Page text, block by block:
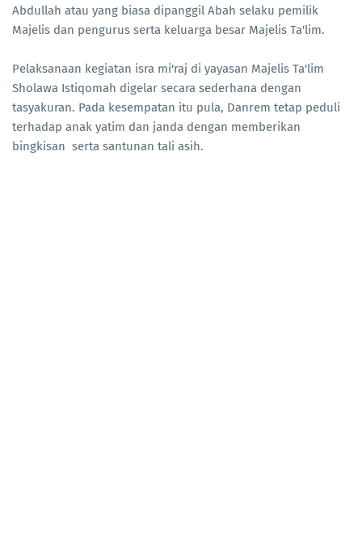
Abdullah atau yang biasa dipanggil Abah selaku pemilik
Majelis dan pengurus serta keluarga besar Majelis Ta'lim.
Pelaksanaan kegiatan isra mi'raj di yayasan Majelis Ta'lim
Sholawa Istiqomah digelar secara sederhana dengan
tasyakuran. Pada kesempatan itu pula, Danrem tetap peduli
terhadap anak yatim dan janda dengan memberikan
bingkisan serta santunan tali asih.